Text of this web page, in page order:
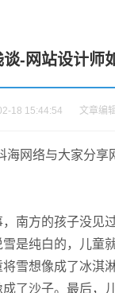
-网站设计师
18 15:44:54 文章编
海网络与大家分享
南方的孩子没见
是纯白的，儿童
雪想像成了冰淇
了沙子。最后，